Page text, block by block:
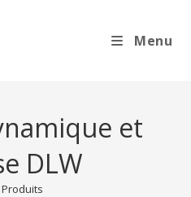
Menu
et
DLW
Produits